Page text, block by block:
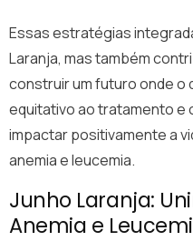
Essas estratégias
Laranja, mas também
construir um futuro onde
equitativo ao tratamento
impactar positivamente a
anemia e leucemia.
Junho Laranja:
Anemia e